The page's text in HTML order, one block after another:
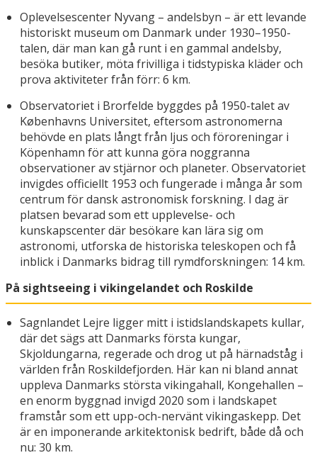
Oplevelsescenter Nyvang – andelsbyn – är ett levande
historiskt museum om Danmark under 1930–1950-
talen, där man kan gå runt i en gammal andelsby,
besöka butiker, möta frivilliga i tidstypiska kläder och
prova aktiviteter från förr: 6 km.
Observatoriet i Brorfelde byggdes på 1950-talet av
Københavns Universitet, eftersom astronomerna
behövde en plats långt från ljus och föroreningar i
Köpenhamn för att kunna göra noggranna
observationer av stjärnor och planeter. Observatoriet
invigdes officiellt 1953 och fungerade i många år som
centrum för dansk astronomisk forskning. I dag är
platsen bevarad som ett upplevelse- och
kunskapscenter där besökare kan lära sig om
astronomi, utforska de historiska teleskopen och få
inblick i Danmarks bidrag till rymdforskningen: 14 km.
På sightseeing i vikingelandet och Roskilde
Sagnlandet Lejre ligger mitt i istidslandskapets kullar,
där det sägs att Danmarks första kungar,
Skjoldungarna, regerade och drog ut på härnadståg i
världen från Roskildefjorden. Här kan ni bland annat
uppleva Danmarks största vikingahall, Kongehallen –
en enorm byggnad invigd 2020 som i landskapet
framstår som ett upp-och-nervänt vikingaskepp. Det
är en imponerande arkitektonisk bedrift, både då och
nu: 30 km.